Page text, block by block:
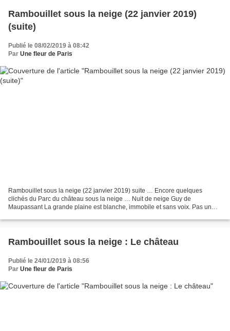
Rambouillet sous la neige (22 janvier 2019)
(suite)
Publié le 08/02/2019 à 08:42
Par Une fleur de Paris
Rambouillet sous la neige (22 janvier 2019) suite … Encore quelques
clichés du Parc du château sous la neige … Nuit de neige Guy de
Maupassant La grande plaine est blanche, immobile et sans voix. Pas un
Rambouillet sous la neige : Le château
Publié le 24/01/2019 à 08:56
Par Une fleur de Paris